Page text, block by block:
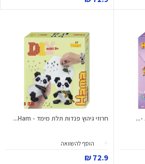
-... חרוזי גיהוץ פנדות תלת מימד - Ham...
הוסף להשוואה
72.9 ₪